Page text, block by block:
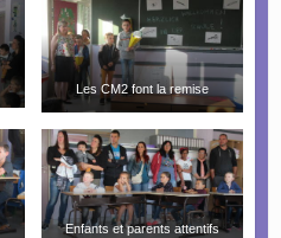
Les CM2 font la remise
Enfants et parents attentifs